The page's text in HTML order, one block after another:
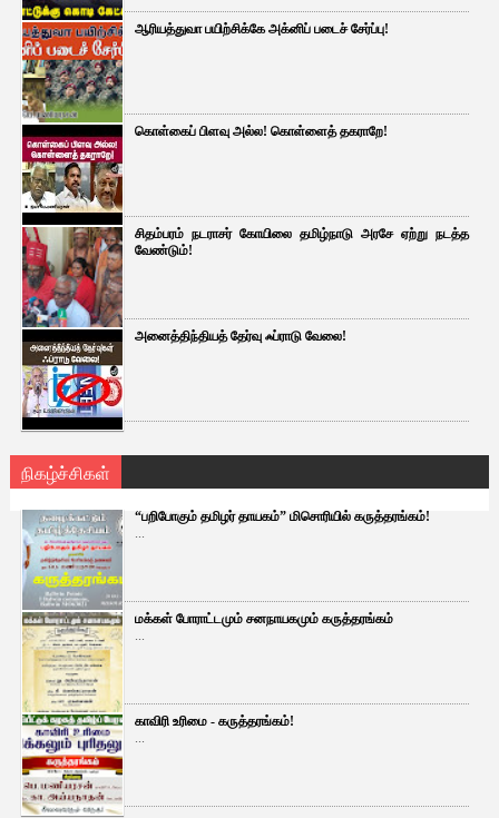
ஆரியத்துவா பயிற்சிக்கே அக்னிப் படைச் சேர்ப்பு!
கொள்கைப் பிளவு அல்ல! கொள்ளைத் தகராறே!
சிதம்பரம் நடராசர் கோயிலை தமிழ்நாடு அரசே ஏற்று நடத்த
வேண்டும்!
அனைத்திந்தியத் தேர்வு ஃப்ராடு வேலை!
நிகழ்ச்சிகள்
“பறிபோகும் தமிழர் தாயகம்” மிசொரியில் கருத்தரங்கம்!
...
மக்கள் போராட்டமும் சனநாயகமும் கருத்தரங்கம்
...
காவிரி உரிமை - கருத்தரங்கம்!
...